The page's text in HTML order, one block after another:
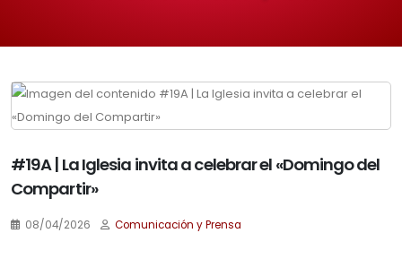
#19A | La Iglesia invita a celebrar el «Domingo del
Compartir»
08/04/2026 Comunicación y Prensa